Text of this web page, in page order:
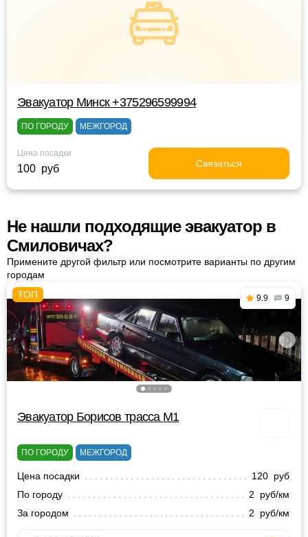
Эвакуатор Минск +375296599994
ПО ГОРОДУ МЕЖГОРОД
Цена посадки
100 руб Связаться
Не нашли подходящие эвакуатор в
Смиловичах?
Примените другой фильтр или посмотрите варианты по другим
городам
9.9 9
Эвакуатор Борисов трасса М1
ПО ГОРОДУ МЕЖГОРОД
Цена посадки
120 руб
По городу
2 руб/км
За городом
2 руб/км